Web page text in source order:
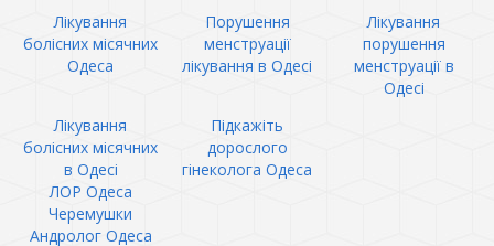
Лікування
болісних місячних
Одеса
Порушення
менструації
лікування в Одесі
Лікування
порушення
менструації в
Одесі
Лікування
болісних місячних
в Одесі
Підкажіть
дорослого
гінеколога Одеса
ЛОР Одеса
Черемушки
Андролог Одеса